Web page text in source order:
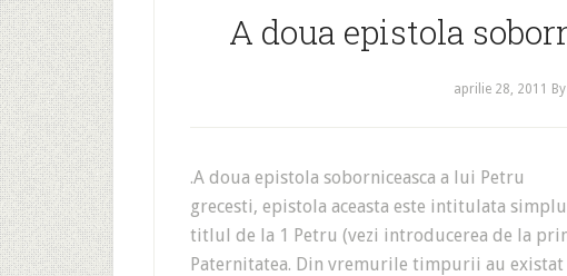
A doua epistola
aprilie 28, 2011 By
.A doua epistola soborniceasca a lui Petru
grecesti, epistola aceasta este intitulata
titlul de la 1 Petru (vezi introducerea de
Paternitatea. Din vremurile timpurii au